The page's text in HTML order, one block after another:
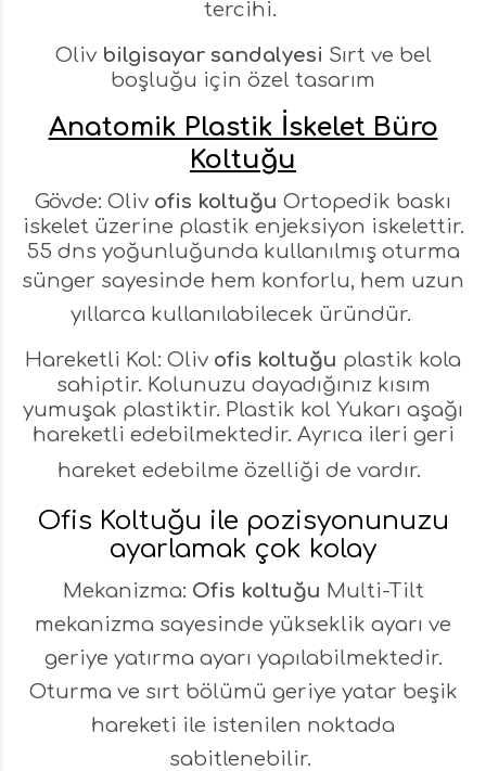
tercihi.
Oliv bilgisayar sandalyesi Sırt ve bel
boşluğu için özel tasarım
Anatomik Plastik İskelet Büro
Koltuğu
Gövde: Oliv ofis koltuğu Ortopedik baskı
iskelet üzerine plastik enjeksiyon iskelettir.
55 dns yoğunluğunda kullanılmış oturma
sünger sayesinde hem konforlu, hem uzun
yıllarca kullanılabilecek üründür.
Hareketli Kol: Oliv ofis koltuğu plastik kola
sahiptir. Kolunuzu dayadığınız kısım
yumuşak plastiktir. Plastik kol Yukarı aşağı
hareketli edebilmektedir. Ayrıca ileri geri
hareket edebilme özelliği de vardır.
Ofis Koltuğu ile pozisyonunuzu
ayarlamak çok kolay
Mekanizma: Ofis koltuğu Multi-Tilt
mekanizma sayesinde yükseklik ayarı ve
geriye yatırma ayarı yapılabilmektedir.
Oturma ve sırt bölümü geriye yatar beşik
hareketi ile istenilen noktada
sabitlenebilir.